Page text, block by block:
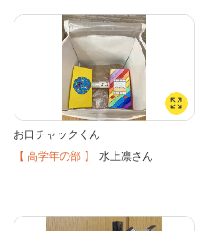
お口チャックくん
【 高学年の部 】 水上凛さん